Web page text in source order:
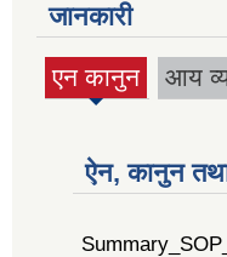
जानकारी
एन कानुन
(active
आय
ऐन, कानुन तथा